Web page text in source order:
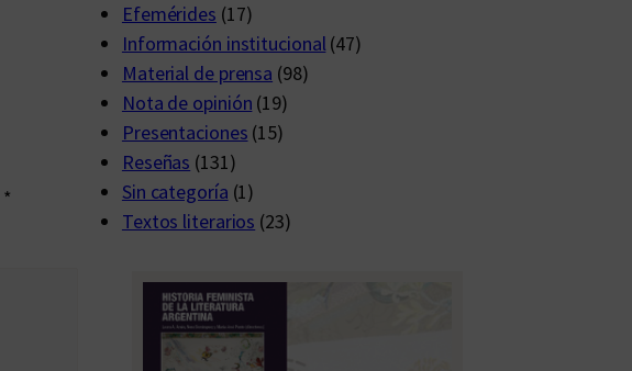
*
Efemérides (17)
Información institucional(47)
Material de prensa (98)
Nota de opinión (19)
Presentaciones (15)
Reseñas (131)
Sin categoría (1)
Textos literarios (23)